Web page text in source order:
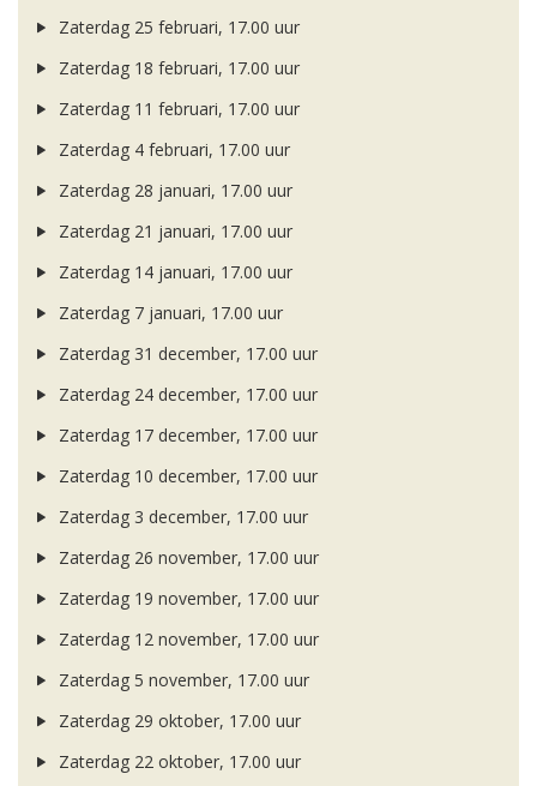
Zaterdag 25 februari, 17.00 uur
Zaterdag 18 februari, 17.00 uur
Zaterdag 11 februari, 17.00 uur
Zaterdag 4 februari, 17.00 uur
Zaterdag 28 januari, 17.00 uur
Zaterdag 21 januari, 17.00 uur
Zaterdag 14 januari, 17.00 uur
Zaterdag 7 januari, 17.00 uur
Zaterdag 31 december, 17.00 uur
Zaterdag 24 december, 17.00 uur
Zaterdag 17 december, 17.00 uur
Zaterdag 10 december, 17.00 uur
Zaterdag 3 december, 17.00 uur
Zaterdag 26 november, 17.00 uur
Zaterdag 19 november, 17.00 uur
Zaterdag 12 november, 17.00 uur
Zaterdag 5 november, 17.00 uur
Zaterdag 29 oktober, 17.00 uur
Zaterdag 22 oktober, 17.00 uur